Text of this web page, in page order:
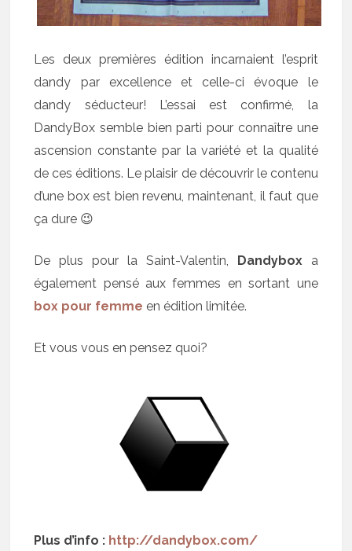
Les deux premières édition incarnaient l’esprit
dandy par excellence et celle-ci évoque le
dandy séducteur! L’essai est confirmé, la
DandyBox semble bien parti pour connaître une
ascension constante par la variété et la qualité
de ces éditions. Le plaisir de découvrir le contenu
d’une box est bien revenu, maintenant, il faut que
ça dure 😉
De plus pour la Saint-Valentin, Dandyboxa
également pensé aux femmes en sortant une
box pour femme en édition limitée.
Et vous vous en pensez quoi?
Plus d’info : http://dandybox.com/